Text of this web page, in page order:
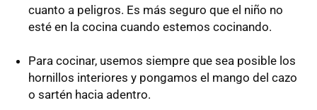
cuanto a peligros. Es más seguro que el niño no
esté en la cocina cuando estemos cocinando.
Para cocinar, usemos siempre que sea posible los
hornillos interiores y pongamos el mango del cazo
o sartén hacia adentro.